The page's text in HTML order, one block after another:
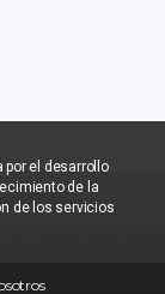
por el desarrollo
de la
de los servicios